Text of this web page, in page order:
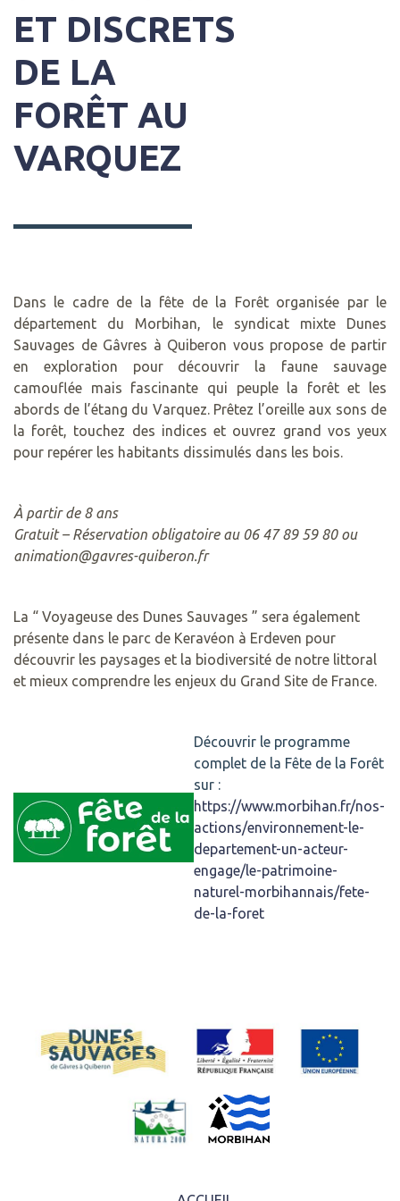
ET DISCRETS
DE LA
FORÊT AU
VARQUEZ
Dans le cadre de la fête de la Forêt organisée par le
département du Morbihan, le syndicat mixte Dunes
Sauvages de Gâvres à Quiberon vous propose de partir
en exploration pour découvrir la faune sauvage
camouflée mais fascinante qui peuple la forêt et les
abords de l’étang du Varquez. Prêtez l’oreille aux sons de
la forêt, touchez des indices et ouvrez grand vos yeux
pour repérer les habitants dissimulés dans les bois.
À partir de 8 ans
Gratuit – Réservation obligatoire au 06 47 89 59 80 ou
animation@gavres-quiberon.fr
La “ Voyageuse des Dunes Sauvages ” sera également
présente dans le parc de Keravéon à Erdeven pour
découvrir les paysages et la biodiversité de notre littoral
et mieux comprendre les enjeux du Grand Site de France.
Découvrir le programme
complet de la Fête de la Forêt
sur :
https://www.morbihan.fr/nos-
actions/environnement-le-
departement-un-acteur-
engage/le-patrimoine-
naturel-morbihannais/fete-
de-la-foret